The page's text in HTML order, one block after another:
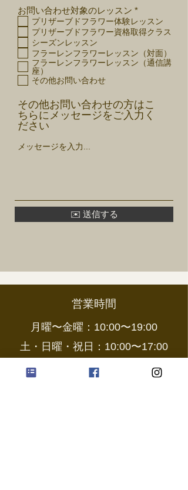
お問い合わせ対象のレッスン *R
e
q
u
r
e
プリザーブドフラワー体験レッスン
プリザーブドフラワー資格取得クラス
シーズンレッスン
フラーレンフラワーレッスン（対面）
フラーレンフラワーレッスン（通信講
座）
その他お問い合わせ
その他お問い合わせの方はこ
ちらにメッセージをご入力く
ださい
✉️ 送信する
営業時間
月曜〜金曜：10:00〜19:00
土・日曜・祝日：10:00〜17:00